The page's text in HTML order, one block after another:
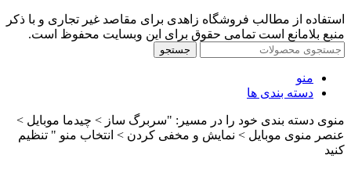
استفاده از مطالب فروشگاه زاهدی برای مقاصد غیر تجاری و با ذکر
منبع بلامانع است تمامی حقوق برای این وبسایت محفوظ است.
جستجو
منو
دسته بندی ها
منوی دسته بندی خود را در مسیر: "سربرگ ساز > چیدما موبایل >
عنصر منوی موبایل > نمایش و مخفی کردن > انتخاب منو " تنظیم
کنید